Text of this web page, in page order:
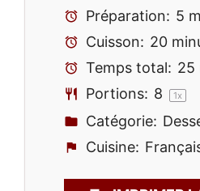
Préparation: 5
Cuisson: 20
Temps total: 25
Portions: 8 1x
Catégorie:
Cuisine: